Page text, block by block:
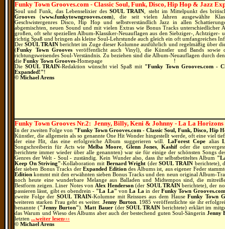
Funky Town Grooves.com - Classic Soul, Funk, Disco, Hip Hop & Jazz
Soul und Funk, das Lebenselixier desSOUL TRAIN , steht im Mittelpunkt des
Grooves (www.funkytowngrooves.com), die seit vielen Jahren ausgewählte
Geschwistergenres Disco, Hip Hop und selbstverständlich Jazz in allen
abgemischten, neuen Sound und mit vielen Extras wie Bonus Tracks unterschiedlicher
großen, oft sehr speziellen Album-Klassiker-Neuauflagen aus den Siebziger-, Achtziger-
richtig Spaß und bringen als kleine Soul-Lehrstunde auch gleich ein oft umfangreiches
DerSOUL TRAIN berichtet im Zuge dieser Kolumne ausführlich und regelmäßig über
(Funky Town Grooves veröffentlicht auch Vinyl), die Künstler und Bands
richtungsweisendes Soul-Verständnis. Zu beziehen sind die Album-Neuauflagen durch
die Funky Town Grooves-Homepage
!
Die SOUL TRAIN-Redaktion wünscht viel Spaß mit "Funky Town Grooves.com -
Expanded!"!
© Michael Arens
Funky Town Grooves Nr.2: Jenny, Billy, Keni & Johnny - La La Horizons
In der zweiten Folge von "Funky Town Grooves.com - Classic Soul, Funk, Disco, Hip
Künstler, die allgemein als so genannte One Hit Wonder hingestellt werde, oft eine viel
der eine Hit, das eine erfolgreiche Album suggerieren will.
LaForest Cope alias
Songschreiberin für Acts wie Melba Moore Glenn Jones Kashifoder die
berichtete immer wieder über alle genannten) war sie für einige der schönsten Songs
Genres der Welt - Soul - zuständig. Kein Wunder also, dass ihr selbstbetiteltes Album
Keep On Striving"-Kollaboration mit Bernard Wright (derSOUL TRAIN berichtete),
der sieben Bonus Tracks derExpanded Editiondes Albums ist, aus eigener Feder
Edition kommt mit den erwähnten sieben Bonus Tracks und den neun original Album-
noch heute eine wunderbare Melange aus Balladen und Midtempos sind, die
Bestform zeigen.
Liner Notes von Alex Henderson (der SOUL TRAINberichtete), der
passieren lässt, gibt es obendrein - "La La" vonLa La in der Funky Town Grooves.com
zweite Folge derSOUL TRAIN-Kolumne mit Reissues aus dem HauseFunky Town
weiteren starken Frau geht es weiter. Jenny Burton. 1985 veröffentlichte sie ihr
benannte ("Jenny Burton").Matt Bauer(derSOUL TRAIN berichtete) erklärt im
das Warum und Wieso des Albums aber auch der bestechend guten Soul-Sängerin Jenny
letzten ...weiter lesen›››
© Michael Arens